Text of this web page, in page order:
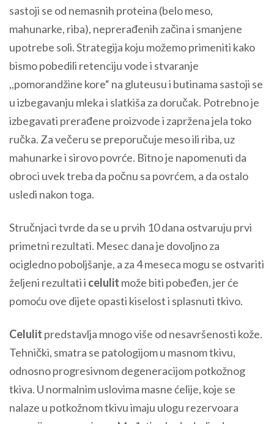
sastoji se od nemasnih proteina (belo meso,
mahunarke, riba), neprerađenih začina i smanjene
upotrebe soli. Strategija koju možemo primeniti kako
bismo pobedili retenciju vode i stvaranje
,,pomorandžine kore“ na gluteusu i butinama sastoji se
u izbegavanju mleka i slatkiša za doručak. Potrebno je
izbegavati prerađene proizvode i zapržena jela toko
ručka. Za večeru se preporučuje meso ili riba, uz
mahunarke i sirovo povrće. Bitno je napomenuti da
obroci uvek treba da počnu sa povrćem, a da ostalo
usledi nakon toga.
Stručnjaci tvrde da se u prvih 10 dana ostvaruju prvi
primetni rezultati. Mesec dana je dovoljno za
ocigledno poboljšanje, a za 4 meseca mogu se ostvariti
željeni rezultati i celulit može biti pobeđen, jer će
pomoću ove dijete opasti kiselost i splasnuti tkivo.
Celulit predstavlja mnogo više od nesavršenosti kože.
Tehnički, smatra se patologijom u masnom tkivu,
odnosno progresivnom degeneracijom potkožnog
tkiva. U normalnim uslovima masne ćelije, koje se
nalaze u potkožnom tkivu imaju ulogu rezervoara